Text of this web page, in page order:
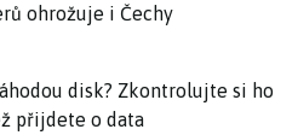
ohrožuje i Čechy
disk? Zkontrolujte si ho
přijdete o data